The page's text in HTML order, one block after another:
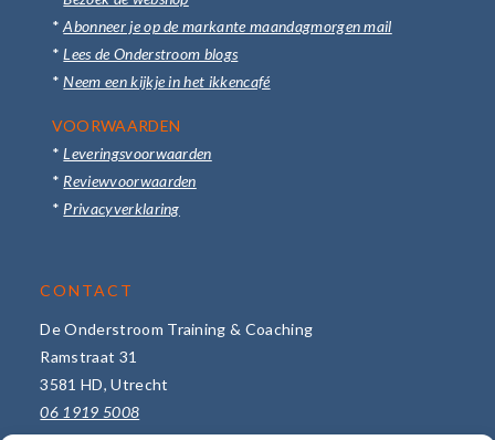
*Abonneer je op de markante maandagmorgen mail
*Lees de Onderstroom blogs
*Neem een kijkje in het ikkencafé
VOORWAARDEN
*Leveringsvoorwaarden
* Reviewvoorwaarden
* Privacyverklaring
CONTACT
De Onderstroom Training & Coaching
Ramstraat 31
3581 HD, Utrecht
06 1919 5008